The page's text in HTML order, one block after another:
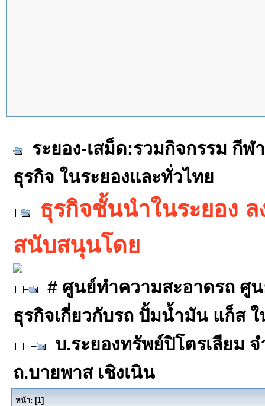
ระยอง-เสม็ด:รวมกิจกรรม กี
ธุรกิจ ในระยองและทั่วไทย
ธุรกิจชั้นนำในระยอง
สนับสนุนโดย
# ศูนย์ทำความสะอาดรถ ศู
ธุรกิจเกี่ยวกับรถ ปั้มน้ำมัน แก็ส ใ
บ.ระยองทรัพย์ปิโตรเลียม
ถ.บายพาส เชิงเนิน
หน้า: [1]